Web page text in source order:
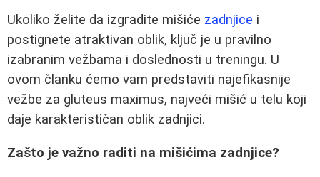
Ukoliko želite da izgradite mišiće zadnjice i
postignete atraktivan oblik, ključ je u pravilno
izabranim vežbama i doslednosti u treningu. U
ovom članku ćemo vam predstaviti najefikasnije
vežbe za gluteus maximus, najveći mišić u telu koji
daje karakterističan oblik zadnjici.
Zašto je važno raditi na mišićima zadnjice?